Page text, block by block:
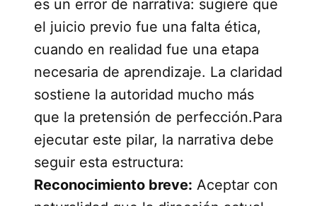
es un error de narrativa: sugiere que
el juicio previo fue una falta ética,
cuando en realidad fue una etapa
necesaria de aprendizaje. La claridad
sostiene la autoridad mucho más
que la pretensión de perfección.Para
ejecutar este pilar, la narrativa debe
seguir esta estructura:
Reconocimiento breve: Aceptar con